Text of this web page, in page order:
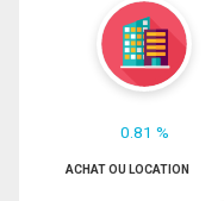
0.81 %
ACHAT OU LOCATION